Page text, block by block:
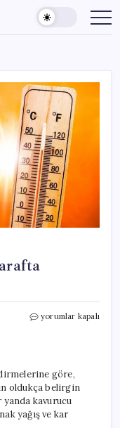
Bir
kavurucu
sıcak!
için
yorumlar kapalı
göre,
oldukça belirgin
kavurucu
yağış ve kar